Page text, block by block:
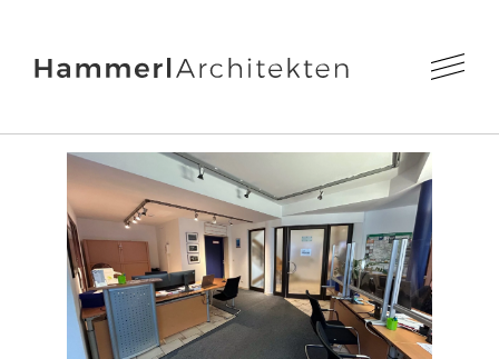
Aktuelles
Projekte